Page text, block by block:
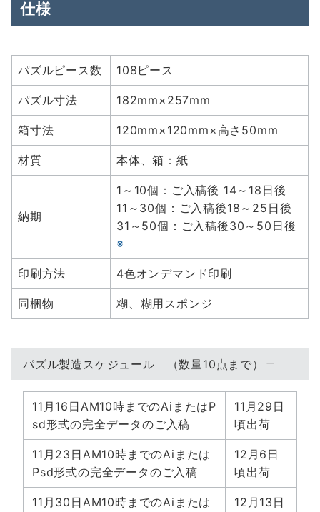
仕様
パズルピース数 108ピース
パズル寸法 182mm×257mm
箱寸法 120mm×120mm×高さ50mm
材質 本体、箱：紙
納期
1～10個：ご入稿後 14～18日後
11～30個：ご入稿後18～25日後
31～50個：ご入稿後30～50日後
※
印刷方法 4色オンデマンド印刷
同梱物 糊、糊用スポンジ
パズル製造スケジュール （数量10点まで）
11月16日AM10時までのAiまたはP
sd形式の完全データのご入稿
11月29日
頃出荷
11月23日AM10時までのAiまたは
Psd形式の完全データのご入稿
12月6日
頃出荷
11月30日AM10時までのAiまたは
12月13日